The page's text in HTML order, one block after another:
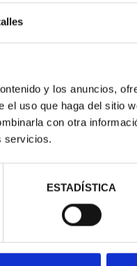
y los anuncios,
uso que haga del sitio
con otra
servicios.
ESTADÍSTICA
€140.00